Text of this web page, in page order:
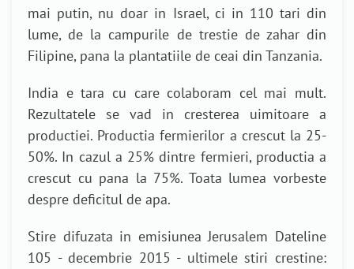
mai putin, nu doar in Israel, ci in 110 tari din
lume, de la campurile de trestie de zahar din
Filipine, pana la plantatiile de ceai din Tanzania.
India e tara cu care colaboram cel mai mult.
Rezultatele se vad in cresterea uimitoare a
productiei. Productia fermierilor a crescut la 25-
50%. In cazul a 25% dintre fermieri, productia a
crescut cu pana la 75%. Toata lumea vorbeste
despre deficitul de apa.
Stire difuzata in emisiunea Jerusalem Dateline
105 - decembrie 2015 - ultimele stiri crestine: